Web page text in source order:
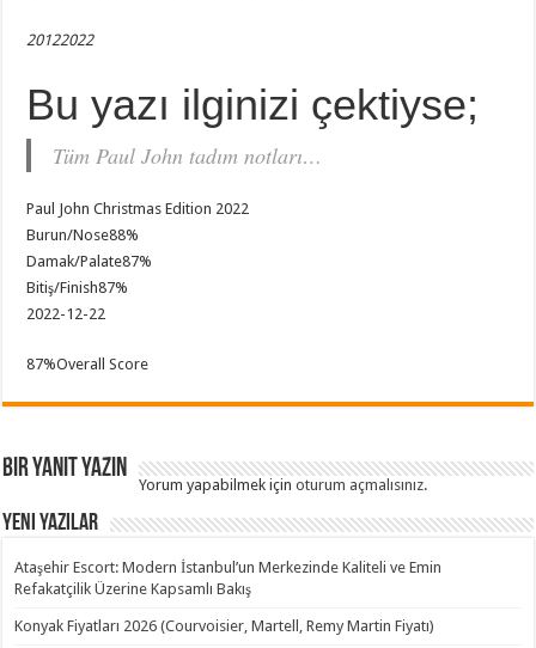
20122022
Bu yazı ilginizi çektiyse;
Tüm Paul John tadım notları…
Paul John Christmas Edition 2022
Burun/Nose88%
Damak/Palate87%
Bitiş/Finish87%
2022-12-22
87%Overall Score
Bir yanıt yazın
Yorum yapabilmek içinoturum açmalısınız.
Yeni Yazılar
Ataşehir Escort: Modern İstanbul’un Merkezinde Kaliteli ve Emin
Refakatçilik Üzerine Kapsamlı Bakış
Konyak Fiyatları 2026 (Courvoisier, Martell, Remy Martin Fiyatı)